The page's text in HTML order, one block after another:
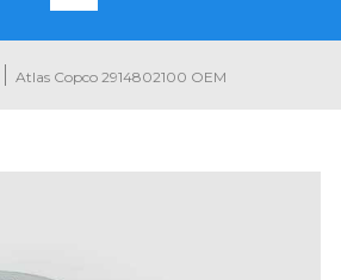
Atlas Copco 2914802100 OEM